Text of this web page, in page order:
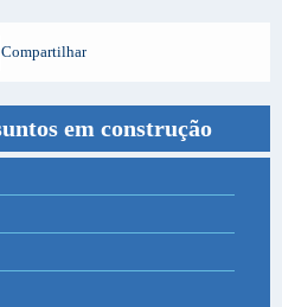
Compartilhar
em construção